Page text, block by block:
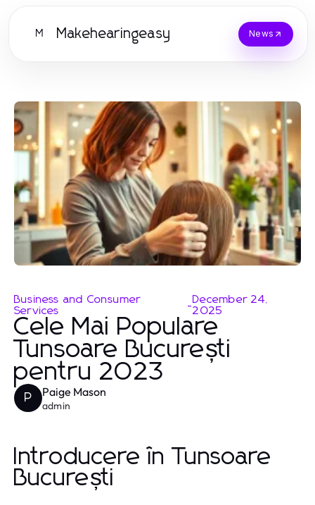
M Makehearingeasy News
Business and Consumer
Services
-December 24,
2025
Cele Mai Populare
Tunsoare București
pentru 2023
P Paige Mason
admin
Introducere în Tunsoare
București